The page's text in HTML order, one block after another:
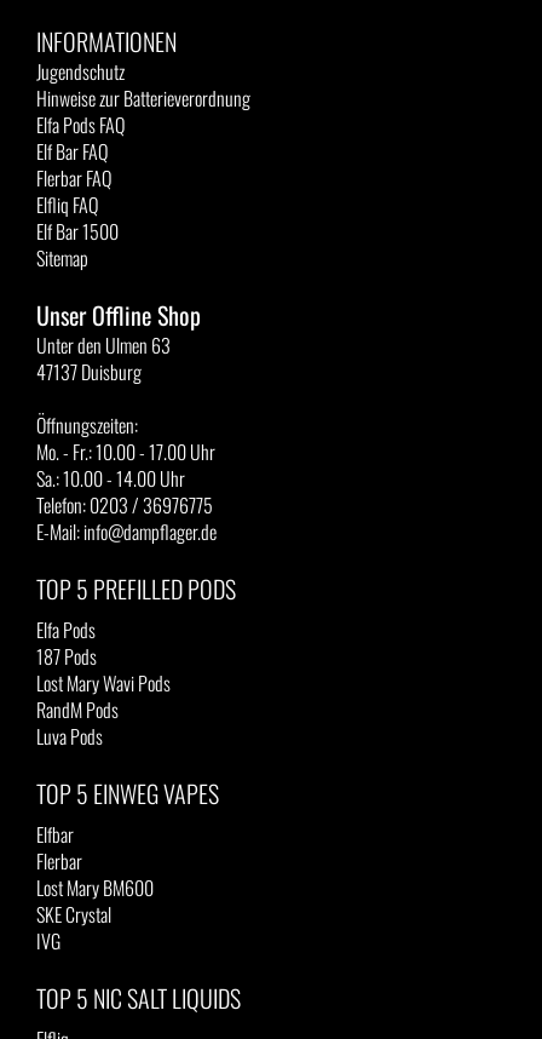
INFORMATIONEN
Jugendschutz
Hinweise zur Batterieverordnung
Elfa Pods FAQ
Elf Bar FAQ
Flerbar FAQ
Elfliq FAQ
Elf Bar 1500
Sitemap
Unser Offline Shop
Unter den Ulmen 63
47137 Duisburg
Öffnungszeiten:
Mo. - Fr.: 10.00 - 17.00 Uhr
Sa.: 10.00 - 14.00 Uhr
Telefon: 0203 / 36976775
E-Mail: info@dampflager.de
TOP 5 PREFILLED PODS
Elfa Pods
187 Pods
Lost Mary Wavi Pods
RandM Pods
Luva Pods
TOP 5 EINWEG VAPES
Elfbar
Flerbar
Lost Mary BM600
SKE Crystal
IVG
TOP 5 NIC SALT LIQUIDS